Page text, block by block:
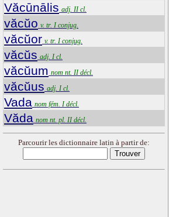
Văcūnālis adj. II cl.
văcŭo v. tr. I conjug.
văcŭor v. tr. I conjug.
văcŭs adj. I cl.
văcŭum nom nt. II décl.
văcŭus adj. I cl.
Vada nom fém. I décl.
Văda nom nt. pl. II décl.
Parcourir les dictionnaire latin à partir de: